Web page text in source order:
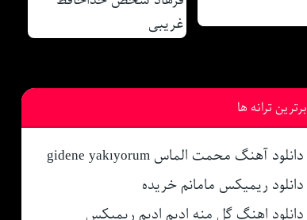
برترین ترانه ها
دانلود آهنگ محمت الماس gidene yakıyorum
دانلود ریمیکس مامانم خریده
دانلود اهنگ گل منه ادیم ادیم ریمیکس